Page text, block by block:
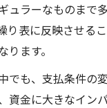
ュラーなものまで
り表に反映させる
ます。
でも、支払条件の
資金に大きなイン